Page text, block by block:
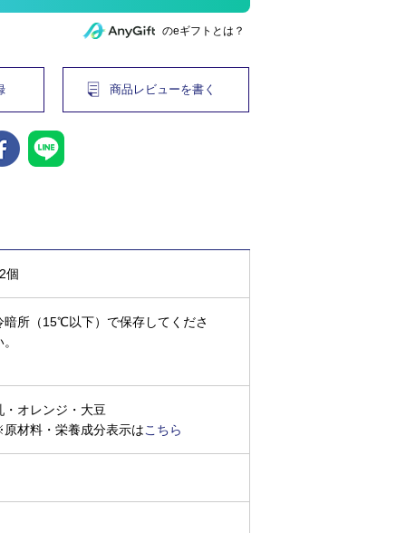
のeギフトとは？
商品レビューを書く
個
暗所（15℃以下）で保存してくださ
・オレンジ・大豆
材料・栄養成分表示はこちら